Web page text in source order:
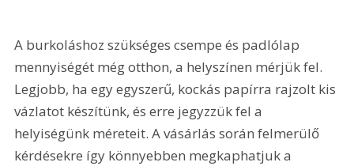
A burkoláshoz szükséges csempe és padlólap
mennyiségét még otthon, a helyszínen mérjük fel.
Legjobb, ha egy egyszerű, kockás papírra rajzolt kis
vázlatot készítünk, és erre jegyzzük fel a
helyiségünk méreteit. A vásárlás során felmerülő
kérdésekre így könnyebben megkaphatjuk a